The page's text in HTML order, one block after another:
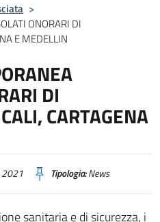
>
ONORARI DI
E MEDELLIN
DI
CARTAGENA
Tipologia:News
sanitaria e di sicurezza, i